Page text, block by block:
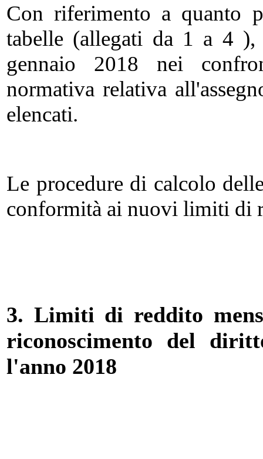
Con riferimento a quanto
tabelle (allegati da 1 a 4 ),
gennaio 2018 nei
normativa relativa
elencati.
Le procedure di calcolo
conformità ai nuovi limiti di
3. Limiti di reddito
riconoscimento del
l'anno 2018